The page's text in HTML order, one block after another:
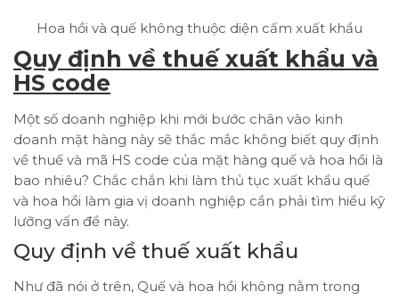
Hoa hồi và quế không thuộc diện cấm xuất khẩu
Quy định về thuế xuất khẩu và
HS code
Một số doanh nghiệp khi mới bước chân vào kinh
doanh mặt hàng này sẽ thắc mắc không biết quy định
về thuế và mã HS code của mặt hàng quế và hoa hồi là
bao nhiêu? Chắc chắn khi làm thủ tục xuất khẩu quế
và hoa hồi làm gia vị doanh nghiệp cần phải tìm hiểu kỹ
lưỡng vấn đề này.
Quy định về thuế xuất khẩu
Như đã nói ở trên, Quế và hoa hồi không nằm trong